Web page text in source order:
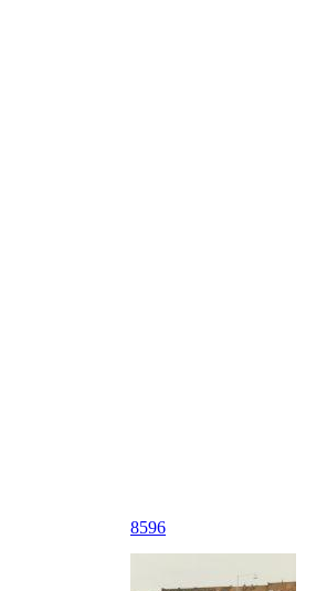
8596